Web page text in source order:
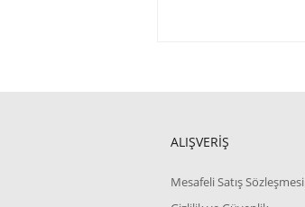
ALIŞVERİŞ
Mesafeli Satış Sözleşmesi